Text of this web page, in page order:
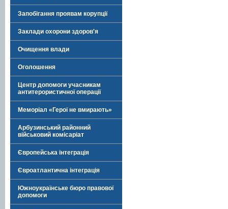
Запобігання проявам корупції
Заклади охорони здоров'я
Очищення влади
Оголошення
Центр допомоги учасникам
антитерористичної операції
Меморіал «Герої не вмирають»
Арбузинський районний
військовий комісаріат
Європейська інтеграція
Євроатлантична інтеграція
Южноукраїнське бюро правової
допомоги